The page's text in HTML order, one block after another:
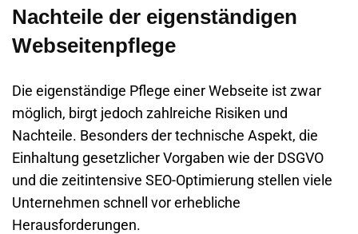
Nachteile der eigenständigen
Webseitenpflege
Die eigenständige Pflege einer Webseite ist zwar
möglich, birgt jedoch zahlreiche Risiken und
Nachteile. Besonders der technische Aspekt, die
Einhaltung gesetzlicher Vorgaben wie der DSGVO
und die zeitintensive SEO-Optimierung stellen viele
Unternehmen schnell vor erhebliche
Herausforderungen.